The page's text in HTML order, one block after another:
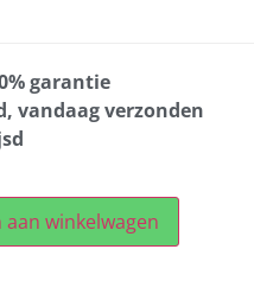
garantie
vandaag verzonden
aan winkelwagen